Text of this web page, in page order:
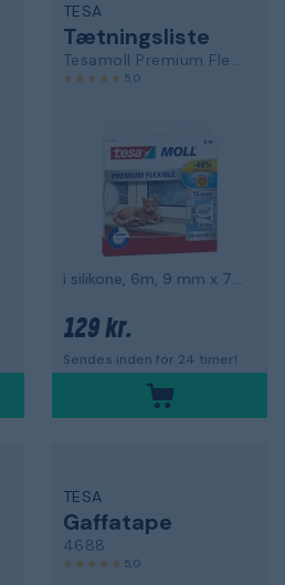
TESA
Tætningsliste
Tesamoll Premium Flexible
5,0
i silikone, 6m, 9 mm x 7 mm
129 kr.
Sendes inden for 24 timer!
TESA
Gaffatape
4688
5,0